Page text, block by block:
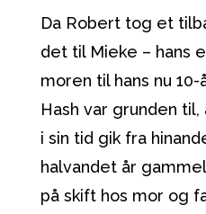
Da Robert tog et
det til Mieke – hans
moren til hans nu 10-
Hash var grunden
i sin tid gik fra
halvandet år
på skift hos mor og